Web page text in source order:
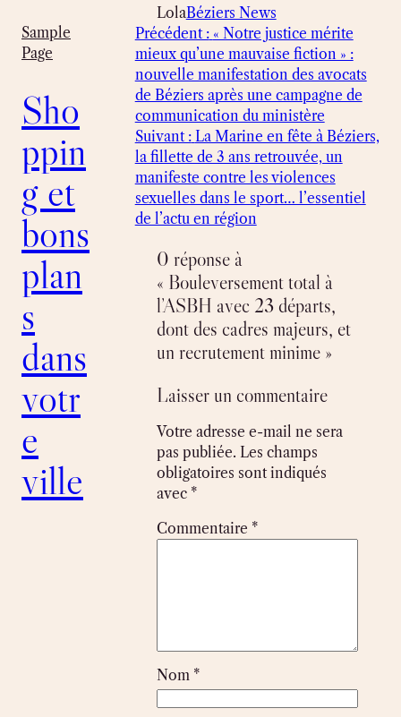
Sample
Page
Sho
ppin
g et
bons
plan
s
dans
votr
e
ville
LolaBéziers News
Précédent : « Notre justice mérite
mieux qu’une mauvaise fiction » :
nouvelle manifestation des avocats
de Béziers après une campagne de
communication du ministère
Suivant : La Marine en fête à Béziers,
la fillette de 3 ans retrouvée, un
manifeste contre les violences
sexuelles dans le sport… l’essentiel
de l’actu en région
0 réponse à
« Bouleversement total à
l’ASBH avec 23 départs,
dont des cadres majeurs, et
un recrutement minime »
Laisser un commentaire
Votre adresse e-mail ne sera
pas publiée. Les champs
obligatoires sont indiqués
avec *
Commentaire *
Nom *